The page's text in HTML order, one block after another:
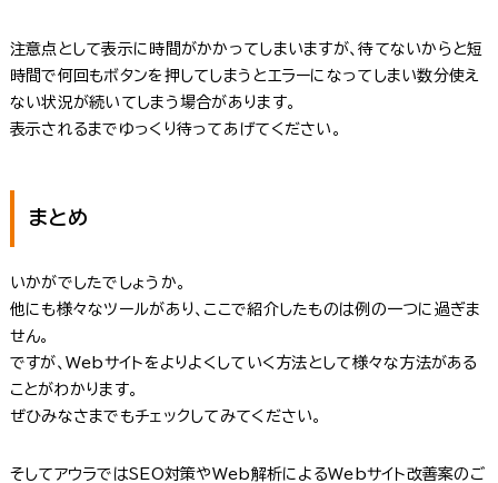
注意点として表示に時間がかかってしまいますが、待てないからと短
時間で何回もボタンを押してしまうとエラーになってしまい数分使え
ない状況が続いてしまう場合があります。
表示されるまでゆっくり待ってあげてください。
まとめ
いかがでしたでしょうか。
他にも様々なツールがあり、ここで紹介したものは例の一つに過ぎま
せん。
ですが、Webサイトをよりよくしていく方法として様々な方法がある
ことがわかります。
ぜひみなさまでもチェックしてみてください。
そしてアウラではSEO対策やWeb解析によるWebサイト改善案のご